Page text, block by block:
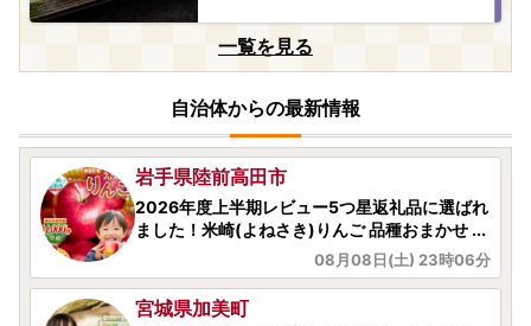
一覧を見る
自治体からの最新情報
宮城県大崎市
【尾西のごはん】(和風/洋風)12個 災害・備蓄
ごはん 大崎市 尾西食品
岩手県陸前高田市
2026年度上半期レビュー5つ星返礼品に選ばれ
ました！米崎(よねさき)りんご 品種おまかせ ...
08月08日(土) 23時06分
宮城県加美町